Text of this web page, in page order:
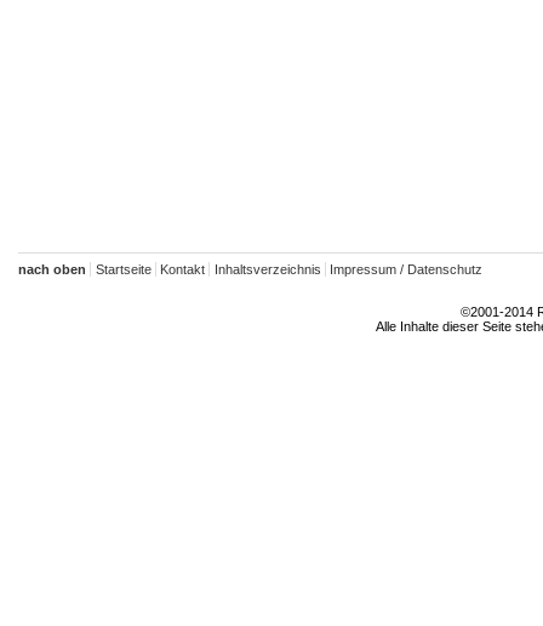
nach oben Startseite Kontakt Inhaltsverzeichnis Impressum / Datenschutz
©2001-2014
Alle Inhalte dieser Seite